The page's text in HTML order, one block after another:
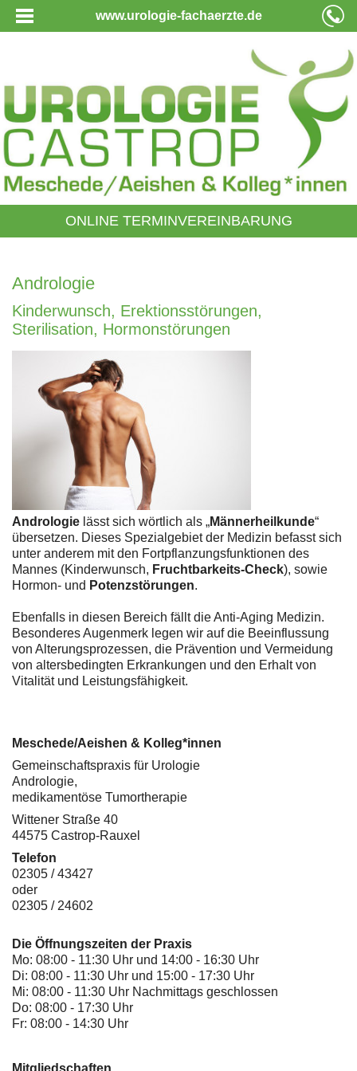
www.urologie-fachaerzte.de
ONLINE TERMINVEREINBARUNG
Andrologie
Kinderwunsch, Erektionsstörungen,
Sterilisation, Hormonstörungen
Andrologie lässt sich wörtlich als „Männerheilkunde“
übersetzen. Dieses Spezialgebiet der Medizin befasst sich
unter anderem mit den Fortpflanzungsfunktionen des
Mannes (Kinderwunsch, Fruchtbarkeits-Check), sowie
Hormon- und Potenzstörungen.
Ebenfalls in diesen Bereich fällt die Anti-Aging Medizin.
Besonderes Augenmerk legen wir auf die Beeinflussung
von Alterungsprozessen, die Prävention und Vermeidung
von altersbedingten Erkrankungen und den Erhalt von
Vitalität und Leistungsfähigkeit.
Meschede/Aeishen & Kolleg*innen
Gemeinschaftspraxis für Urologie
Andrologie,
medikamentöse Tumortherapie
Wittener Straße 40
44575 Castrop-Rauxel
Telefon
02305 / 43427
oder
02305 / 24602
Die Öffnungszeiten der Praxis
Mo: 08:00 - 11:30 Uhr und 14:00 - 16:30 Uhr
Di: 08:00 - 11:30 Uhr und 15:00 - 17:30 Uhr
Mi: 08:00 - 11:30 Uhr Nachmittags geschlossen
Do: 08:00 - 17:30 Uhr
Fr: 08:00 - 14:30 Uhr
Mitgliedschaften